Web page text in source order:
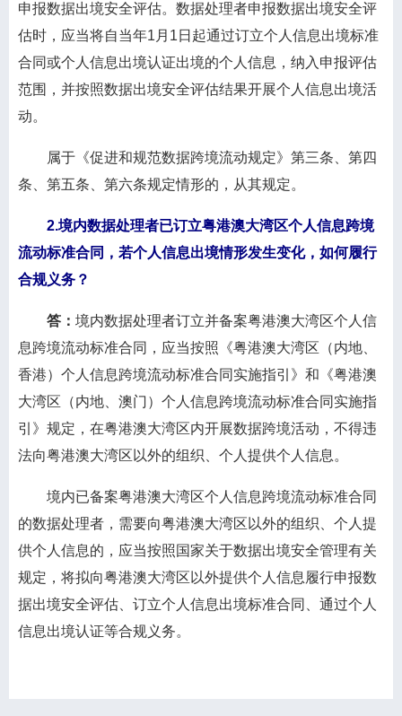
申报数据出境安全评估。数据处理者申报数据出境安全评
估时，应当将自当年1月1日起通过订立个人信息出境标准
合同或个人信息出境认证出境的个人信息，纳入申报评估
范围，并按照数据出境安全评估结果开展个人信息出境活
动。
属于《促进和规范数据跨境流动规定》第三条、第四
条、第五条、第六条规定情形的，从其规定。
2.境内数据处理者已订立粤港澳大湾区个人信息跨境
流动标准合同，若个人信息出境情形发生变化，如何履行
合规义务？
答： 境内数据处理者订立并备案粤港澳大湾区个人信
息跨境流动标准合同，应当按照《粤港澳大湾区（内地、
香港）个人信息跨境流动标准合同实施指引》和《粤港澳
大湾区（内地、澳门）个人信息跨境流动标准合同实施指
引》规定，在粤港澳大湾区内开展数据跨境活动，不得违
法向粤港澳大湾区以外的组织、个人提供个人信息。
境内已备案粤港澳大湾区个人信息跨境流动标准合同
的数据处理者，需要向粤港澳大湾区以外的组织、个人提
供个人信息的，应当按照国家关于数据出境安全管理有关
规定，将拟向粤港澳大湾区以外提供个人信息履行申报数
据出境安全评估、订立个人信息出境标准合同、通过个人
信息出境认证等合规义务。